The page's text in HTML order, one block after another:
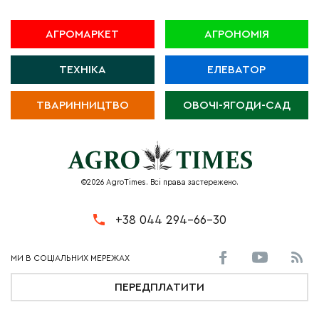
АГРОМАРКЕТ АГРОНОМІЯ
ТЕХНІКА ЕЛЕВАТОР
ТВАРИННИЦТВО ОВОЧІ-ЯГОДИ-САД
©2026 AgroTimes. Всі права застережено.
+38 044 294-66-30
ПЕРЕДПЛАТИТИ